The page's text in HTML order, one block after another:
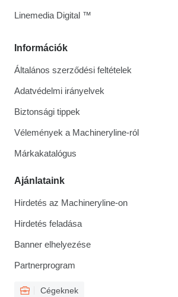
Információk
Általános szerződési feltételek
Adatvédelmi irányelvek
Biztonsági tippek
Vélemények a Machineryline-ról
Márkakatalógus
Ajánlataink
Hirdetés az Machineryline-on
Hirdetés feladása
Banner elhelyezése
Partnerprogram
Cégeknek
Linemedia Digital ™